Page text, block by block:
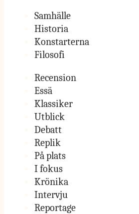
Samhälle
Historia
Konstarterna
Filosofi
Recension
Essä
Klassiker
Utblick
Debatt
Replik
På plats
I fokus
Krönika
Intervju
Reportage